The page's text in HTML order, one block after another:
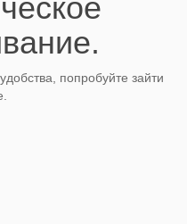
попробуйте зайти